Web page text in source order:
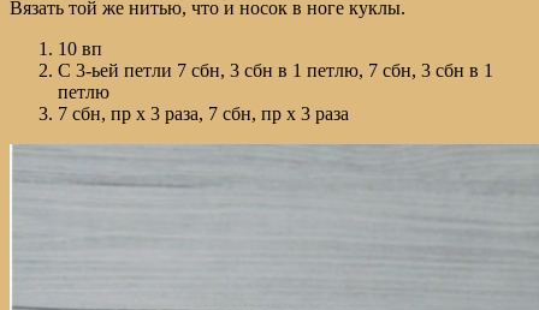
Вязать той же нитью, что и носок в ноге куклы.
10 вп
С 3-ьей петли 7 сбн, 3 сбн в 1 петлю, 7 сбн, 3 сбн в 1
петлю
7 сбн, пр х 3 раза, 7 сбн, пр х 3 раза